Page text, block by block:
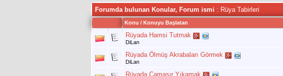
Forumda bulunan Konular, Forum ismi : Rüya Tabirleri
Konu / Konuyu Başlatan
Rüyada Hamsi Tutmak
DiLan
Rüyada Ölmüş Akrabaları Görmek
DiLan
Rüyada Çamaşır Yıkamak